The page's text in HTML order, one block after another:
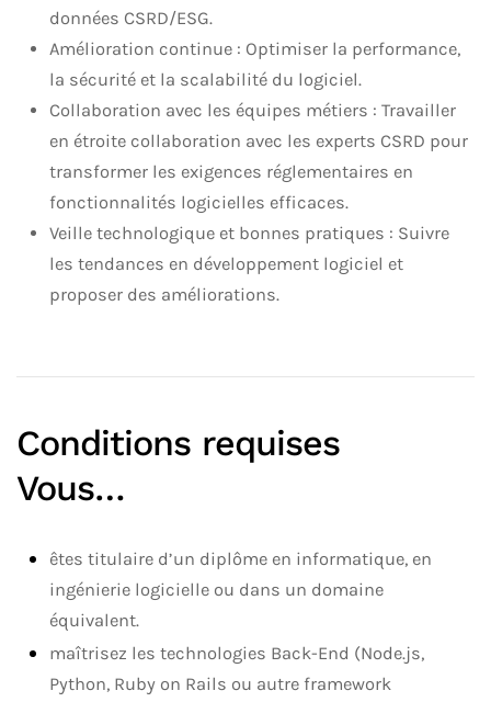
données CSRD/ESG.
Amélioration continue : Optimiser la performance,
la sécurité et la scalabilité du logiciel.
Collaboration avec les équipes métiers : Travailler
en étroite collaboration avec les experts CSRD pour
transformer les exigences réglementaires en
fonctionnalités logicielles efficaces.
Veille technologique et bonnes pratiques : Suivre
les tendances en développement logiciel et
proposer des améliorations.
Conditions requises
Vous…
êtes titulaire d’un diplôme en informatique, en
ingénierie logicielle ou dans un domaine
équivalent.
maîtrisez les technologies Back-End (Node.js,
Python, Ruby on Rails ou autre framework